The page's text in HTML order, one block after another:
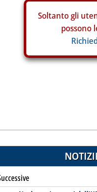
Soltanto gli
possono